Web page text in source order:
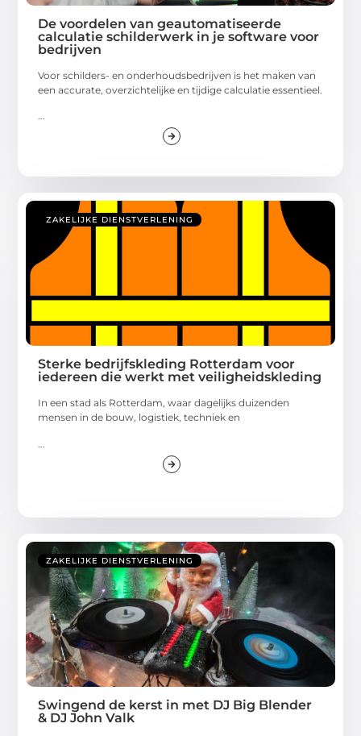
De voordelen van geautomatiseerde
calculatie schilderwerk in je software voor
bedrijven
Voor schilders- en onderhoudsbedrijven is het maken van
een accurate, overzichtelijke en tijdige calculatie essentieel.
...
ZAKELIJKE DIENSTVERLENING
Sterke bedrijfskleding Rotterdam voor
iedereen die werkt met veiligheidskleding
In een stad als Rotterdam, waar dagelijks duizenden
mensen in de bouw, logistiek, techniek en
ZAKELIJKE DIENSTVERLENING
Swingend de kerst in met DJ Big Blender
& DJ John Valk